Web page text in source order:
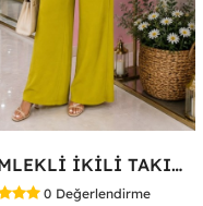
GÖMLEKLİ İKİLİ TAKIM Yağ Yeşili
0 Değerlendirme